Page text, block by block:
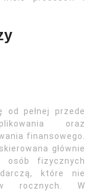
od pełnej przede
oraz
finansowego.
głównie
osób fizycznych
które nie
rocznych. W